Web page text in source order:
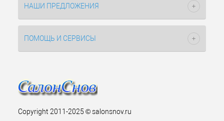
НАШИ ПРЕДЛОЖЕНИЯ
ПОМОЩЬ И СЕРВИСЫ
Copyright 2011-2025 © salonsnov.ru